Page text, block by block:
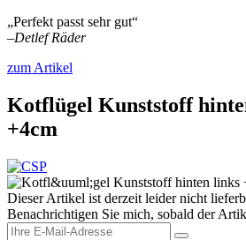
„Perfekt passt sehr gut“
–Detlef Räder
zum Artikel
Kotflügel Kunststoff
+4cm
Dieser Artikel ist derzeit leider nicht
Benachrichtigen Sie mich, sobald der